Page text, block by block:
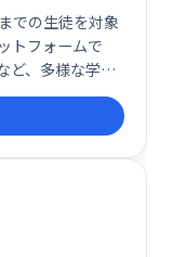
での生徒を対象
トフォームで
ど、多様な学習
をサポートしま
ており、補足学
て運営されてい